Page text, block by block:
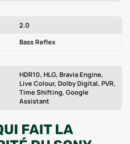
2.0
Bass Reflex
HDR10, HLG, Bravia Engine,
Live Colour, Dolby Digital, PVR,
Time Shifting, Google
Assistant
FAIT LA